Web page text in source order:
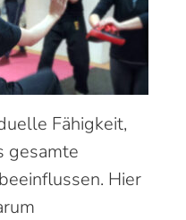
Fähigkeit,
gesamte
Hier